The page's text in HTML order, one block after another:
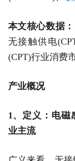
本文核心数据：
无接触供电
(CPT)行业消费
产业概况
1、定义：电磁
业主流